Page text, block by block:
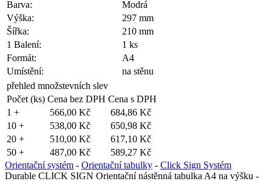
Barva:
Modrá
Výška:
297 mm
Šířka:
210 mm
1 Balení:
1 ks
Formát:
A4
Umístění:
na stěnu
přehled množstevních slev
Počet (ks) Cena bez DPH Cena s DPH
1 +
566,00 Kč
684,86 Kč
10 +
538,00 Kč
650,98 Kč
20 +
510,00 Kč
617,10 Kč
50 +
487,00 Kč
589,27 Kč
Orientační systém - Orientační tabulky - Click Sign Systém
Durable CLICK SIGN Orientační nástěnná tabulka A4 na výšku -